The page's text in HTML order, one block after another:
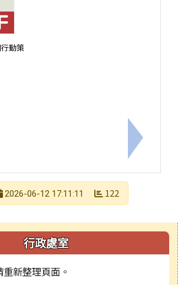
市政府文化局6月「劇場ART報馬仔」
動策
下一筆：
2026-06-12 17:11:11 122
行政處室
新整理頁面。